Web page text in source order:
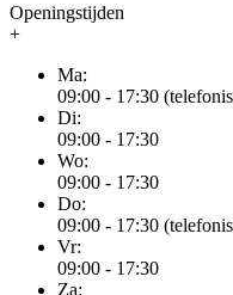
Openingstijden
+
Ma:
09:00 - 17:30
Di:
09:00 - 17:30
Wo:
09:00 - 17:30
Do:
09:00 - 17:30
Vr:
09:00 - 17:30
Za: